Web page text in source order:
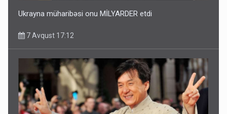
Ukrayna müharibəsi onu MİLYARDER etdi
7 Avqust 17:12